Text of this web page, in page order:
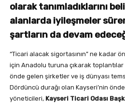
olarak tanımladıklarını
alanlarda iyileşmeler
şartların da devam
“Ticari alacak sigortasının” ne kadar
için Anadolu turuna çıkarak
önde gelen şirketler ve iş dünyası
Dördüncü durağı olan Kayseri’nin
yöneticileri, Kayseri Ticari Odası